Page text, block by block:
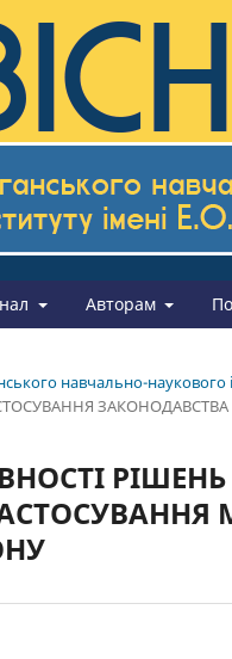
Авторам
навчально-наукового
ЗАКОНОДАВСТВА